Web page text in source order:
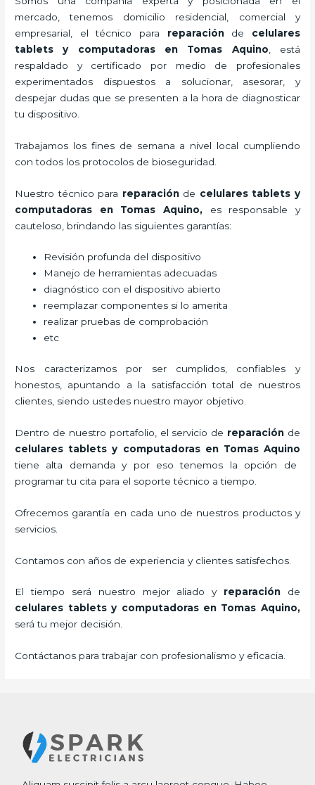
mercado, tenemos domicilio residencial, comercial y
empresarial, el técnico para reparaciónde celulares
tablets y computadoras
en Tomas Aquino , está
respaldado y certificado por medio de profesionales
experimentados dispuestos a solucionar, asesorar, y
despejar dudas que se presenten a la hora de diagnosticar
tu dispositivo.
Trabajamos los fines de semana a nivel local cumpliendo
con todos los protocolos de bioseguridad.
Nuestro técnico para reparaciónde celulares tablets y
computadoras
en Tomas Aquino, es responsable y
cauteloso, brindando las siguientes garantías:
Revisión profunda del dispositivo
Manejo de herramientas adecuadas
diagnóstico con el dispositivo abierto
reemplazar componentes si lo amerita
realizar pruebas de comprobación
etc
Nos caracterizamos por ser cumplidos, confiables y
honestos, apuntando a la satisfacción total de nuestros
clientes, siendo ustedes nuestro mayor objetivo.
Dentro de nuestro portafolio, el servicio de reparación de
celulares tablets y computadoras en Tomas Aquino
tiene alta demanda y por eso tenemos la opción de
programar tu cita para el soporte técnico a tiempo.
Ofrecemos garantía en cada uno de nuestros productos y
servicios.
Contamos con años de experiencia y clientes satisfechos.
El tiempo será nuestro mejor aliado y reparación de
celulares tablets y computadoras en Tomas Aquino,
será tu mejor decisión.
Contáctanos para trabajar con profesionalismo y eficacia.